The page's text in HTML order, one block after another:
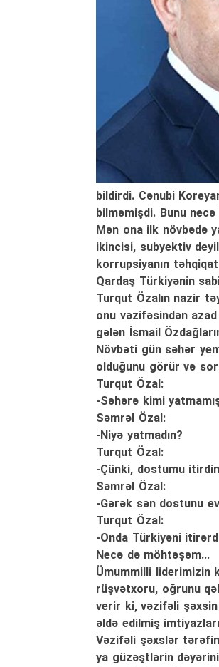
bildirdi. Cənubi
bilməmişdi. Bunu necə
Mən ona ilk növbədə
ikincisi, subyektiv
korrupsiyanın
Qardaş Türkiyənin
Turqut Özalın nazir
onu vəzifəsindən azad
gələn İsmail
Növbəti gün səhər
olduğunu görür və
Turqut Özal:
-Səhərə kimi
Səmrəl Özal:
-Niyə yatmadın?
Turqut Özal:
-Çünki, dostumu
Səmrəl Özal:
-Gərək sən dostunu
Turqut Özal:
-Onda Türkiyəni
Necə də möhtəşəm...
Ümummilli liderimizin
rüşvətxoru, oğrunu
verir ki, vəzifəli şəxsin
əldə edilmiş
Vəzifəli şəxslər
ya güzəştlərin